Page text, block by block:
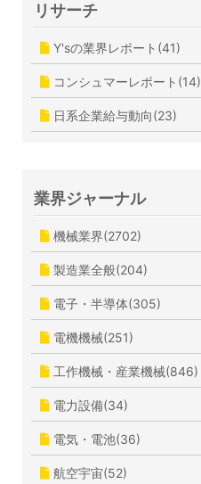
リサーチ
Y'sの業界レポート(41)
コンシュマーレポート(14)
日系企業給与動向(23)
業界ジャーナル
機械業界(2702)
製造業全般(204)
電子・半導体(305)
電機機械(251)
工作機械・産業機械(846)
電力設備(34)
電気・電池(36)
航空宇宙(52)